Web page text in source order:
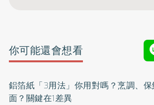
你可能還會想看
鋁箔紙「3用法」你用對嗎？烹調、
面？關鍵在1差異